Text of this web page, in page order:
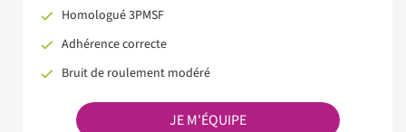
Homologué 3PMSF
Adhérence correcte
Bruit de roulement modéré
JE M'ÉQUIPE